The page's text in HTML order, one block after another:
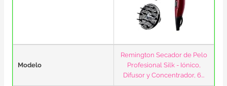
Modelo
Remington Secador de Pelo
Profesional Silk - Iónico,
Difusor y Concentrador, 6...